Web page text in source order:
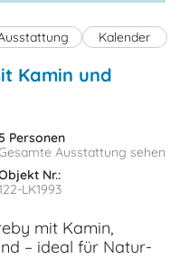
Kalender
Kamin und
5 Personen
Ausstattung sehen
Nr.:
LK1993
mit Kamin,
– ideal für Natur-